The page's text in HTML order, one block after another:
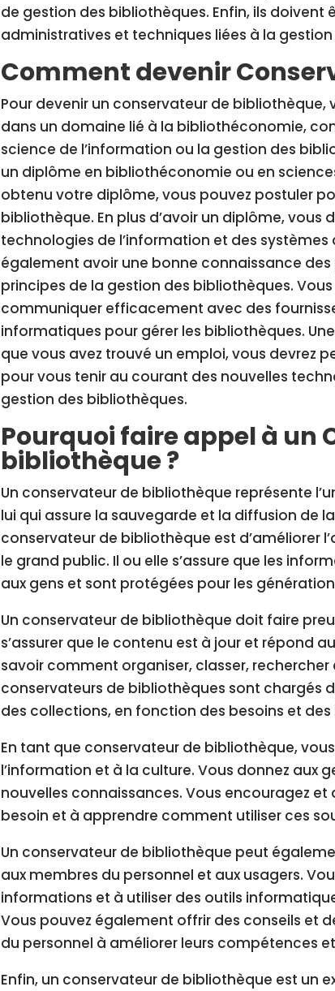
de gestion des bibliothèques. Enfin, ils doivent
administratives et techniques liées à la
Comment devenir
Pour devenir un conservateur de
dans un domaine lié à la bibliothéconomie,
science de l’information ou la gestion des
un diplôme en bibliothéconomie ou en
obtenu votre diplôme, vous pouvez postuler
bibliothèque. En plus d’avoir un diplôme,
technologies de l’information et des
également avoir une bonne connaissance
principes de la gestion des bibliothèques.
communiquer efficacement avec des
informatiques pour gérer les bibliothèques.
que vous avez trouvé un emploi, vous devrez
pour vous tenir au courant des nouvelles
gestion des bibliothèques.
Pourquoi faire appel à un
bibliothèque ?
Un conservateur de bibliothèque représente
lui qui assure la sauvegarde et la diffusion de
conservateur de bibliothèque est d’améliorer
le grand public. Il ou elle s’assure que les
aux gens et sont protégées pour les
Un conservateur de bibliothèque doit faire
s’assurer que le contenu est à jour et répond
savoir comment organiser, classer,
conservateurs de bibliothèques sont chargés
des collections, en fonction des besoins et des
En tant que conservateur de bibliothèque,
l’information et à la culture. Vous donnez aux
nouvelles connaissances. Vous encouragez
besoin et à apprendre comment utiliser ces
Un conservateur de bibliothèque peut
aux membres du personnel et aux usagers.
informations et à utiliser des outils
Vous pouvez également offrir des conseils et
du personnel à améliorer leurs compétences
Enfin, un conservateur de bibliothèque est un